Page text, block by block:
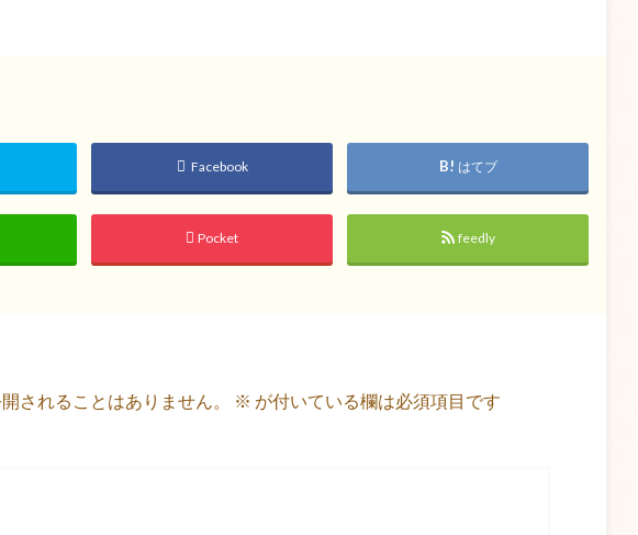
Facebook はてブ
Pocket feedly
されることはありません。 ※ が付いている欄は必須項目です